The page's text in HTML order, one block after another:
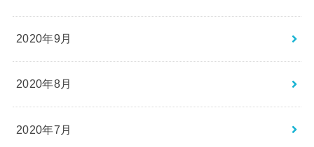
2020年9月
2020年8月
2020年7月